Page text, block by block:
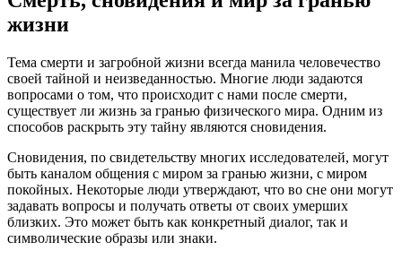
жизни
Тема смерти и загробной жизни всегда манила человечество
своей тайной и неизведанностью. Многие люди задаются
вопросами о том, что происходит с нами после смерти,
существует ли жизнь за гранью физического мира. Одним из
способов раскрыть эту тайну являются сновидения.
Сновидения, по свидетельству многих исследователей, могут
быть каналом общения с миром за гранью жизни, с миром
покойных. Некоторые люди утверждают, что во сне они могут
задавать вопросы и получать ответы от своих умерших
близких. Это может быть как конкретный диалог, так и
символические образы или знаки.